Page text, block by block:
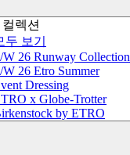
렉션
두 보기
W 26 Runway Collection
W 26 Etro Summer
Dressing
x Globe-Trotter
by ETRO